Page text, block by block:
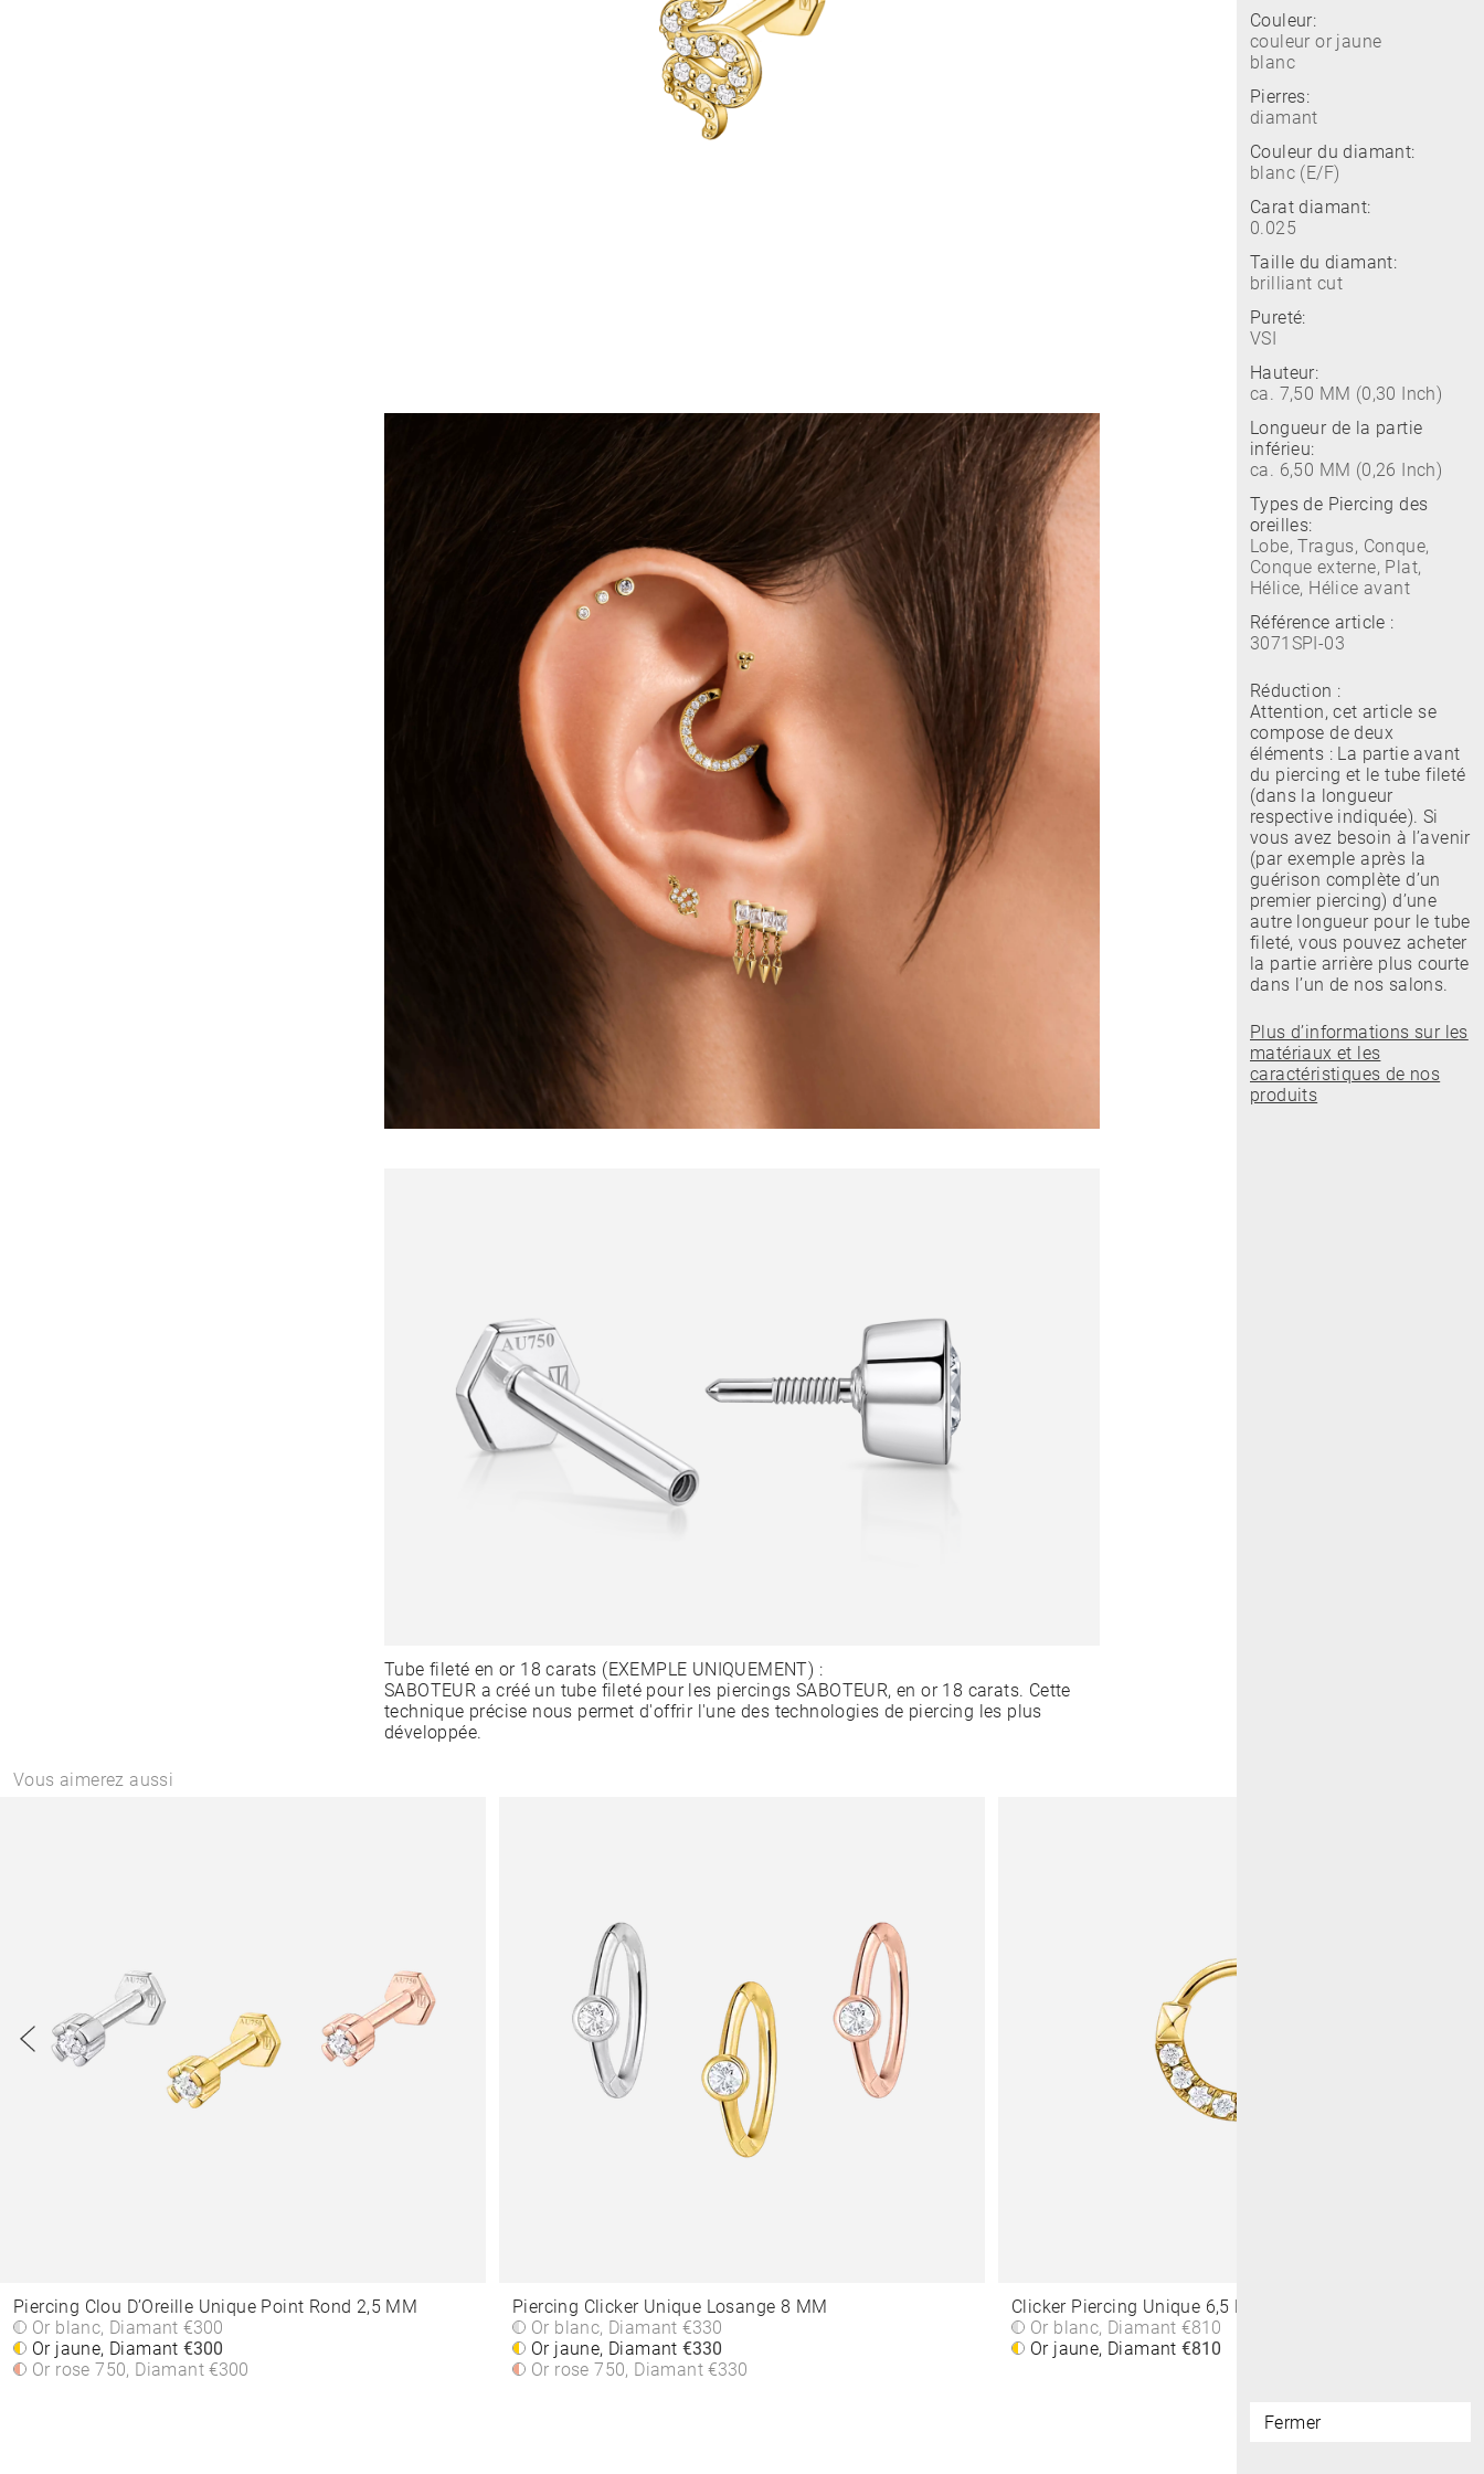
Tube fileté en or 18 carats (EXEMPLE UNIQUEMENT) :
SABOTEUR a créé un tube fileté pour les piercings SABOTEUR, en or 18 carats. Cette
technique précise nous permet d'offrir l'une des technologies de piercing les plus
développée.
Couleur:
couleur or jaune
blanc
Pierres:
diamant
Couleur du diamant:
blanc (E/F)
Carat diamant:
0.025
Taille du diamant:
brilliant cut
Pureté:
VSI
Hauteur:
ca. 7,50 MM (0,30 Inch)
Longueur de la partie
inférieu:
ca. 6,50 MM (0,26 Inch)
Types de Piercing des
oreilles:
Lobe, Tragus, Conque,
Conque externe, Plat,
Hélice, Hélice avant
Référence article :
3071SPI-03
Réduction :
Attention, cet article se
compose de deux
éléments : La partie avant
du piercing et le tube fileté
(dans la longueur
respective indiquée). Si
vous avez besoin à l’avenir
(par exemple après la
guérison complète d’un
premier piercing) d’une
autre longueur pour le tube
fileté, vous pouvez acheter
la partie arrière plus courte
dans l’un de nos salons.
Plus d’informations sur les
matériaux et les
caractéristiques de nos
produits
Fermer
Vous aimerez aussi
Piercing Clou D’Oreille Unique Point Rond 2,5 MM
Or blanc, Diamant€300
Or jaune, Diamant€300
Or rose 750, Diamant€300
Piercing Clicker Unique Losange 8 MM
Or blanc, Diamant€330
Or jaune, Diamant€330
Or rose 750, Diamant€330
Clicker Piercing Unique 6,5 MM
Or blanc, Diamant€810
Or jaune, Diamant€810